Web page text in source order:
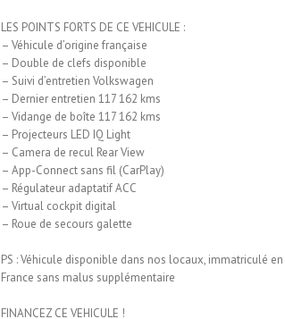
LES POINTS FORTS DE CE VEHICULE :
– Véhicule d’origine française
– Double de clefs disponible
– Suivi d’entretien Volkswagen
– Dernier entretien 117 162 kms
– Vidange de boîte 117 162 kms
– Projecteurs LED IQ Light
– Camera de recul Rear View
– App-Connect sans fil (CarPlay)
– Régulateur adaptatif ACC
– Virtual cockpit digital
– Roue de secours galette
PS : Véhicule disponible dans nos locaux, immatriculé en
France sans malus supplémentaire
FINANCEZ CE VEHICULE !